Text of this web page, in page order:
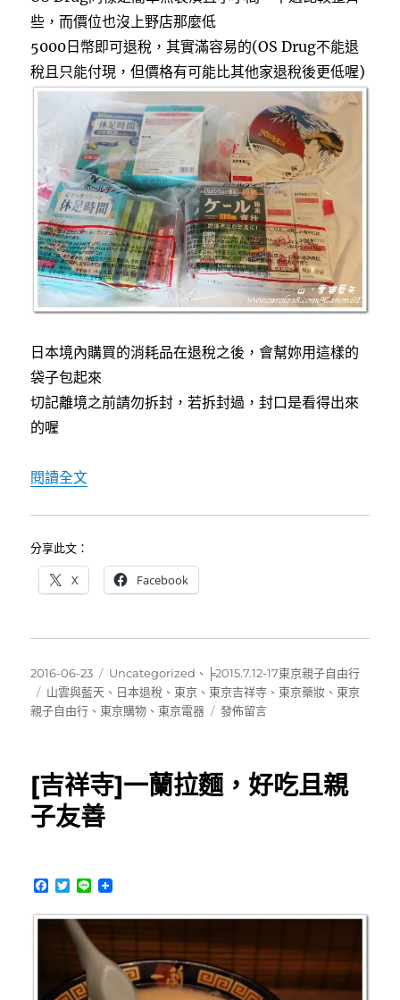
些，而價位也沒上野店那麼低
5000日幣即可退稅，其實滿容易的(OS Drug不能退
稅且只能付現，但價格有可能比其他家退稅後更低喔)
日本境內購買的消耗品在退稅之後，會幫妳用這樣的
袋子包起來
切記離境之前請勿拆封，若拆封過，封口是看得出來
的喔
閱讀全文〈[東京]吉祥寺便宜藥妝、購買電器心得以及最
分享此文：
X Facebook
發
佈
日
2016-06-23
分
類
Uncategorized 、
╞2015.7.12-17東京親子自由行
標
籤
山雲與藍天 、 日本退稅 、 東京 、 東京吉祥寺 、 東京藥妝 、 東京
親子自由行 、 東京購物 、 東京電器
在
買
器
心
得
發佈留言
[吉祥寺]一蘭拉麵，好吃且親
子友善
F
c
T
i
t
t
e
L
n